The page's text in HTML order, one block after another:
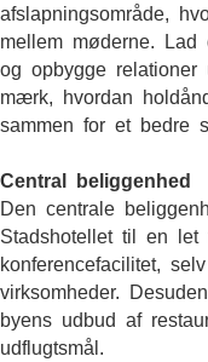
afslapningsområde,
mellem møderne.
og opbygge relationer
mærk, hvordan
sammen for et bedre
Central beliggenhed
Den centrale
Stadshotellet til en let
konferencefacilitet,
virksomheder.
byens udbud af
udflugtsmål.